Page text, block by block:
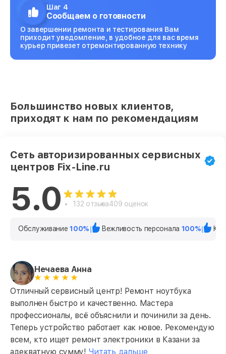
Шаг 4
Сообщаем о готовности
О завершении ремонта и тестирования Вам
приходит уведомление, в удобное для вас время
курьер привезет отремонтированную технику
Большинство новых клиентов,
приходят к нам по рекомендациям
Сеть авторизированных сервисных
центров Fix-Line.ru
5.0 132 отзыва409 оценок
Обслуживание100% Вежливость персонала 100%
Нечаева Анна
Отличный сервисный центр! Ремонт ноутбука
выполнен быстро и качественно. Мастера
профессионалы, всё объяснили и починили за день.
Теперь устройство работает как новое. Рекомендую
всем, кто ищет ремонт электроники в Казани за
адекватную сумму! Читать дальше